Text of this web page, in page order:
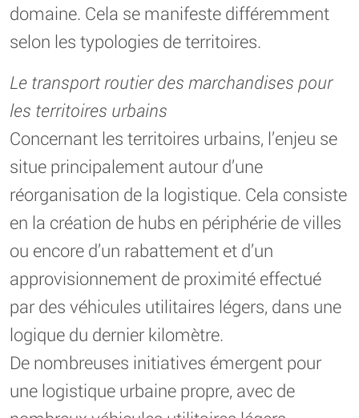
domaine. Cela se manifeste différemment
selon les typologies de territoires.
Le transport routier des marchandises pour
les territoires urbains
Concernant les territoires urbains, l’enjeu se
situe principalement autour d’une
réorganisation de la logistique. Cela consiste
en la création de hubs en périphérie de villes
ou encore d’un rabattement et d’un
approvisionnement de proximité effectué
par des véhicules utilitaires légers, dans une
logique du dernier kilomètre.
De nombreuses initiatives émergent pour
une logistique urbaine propre, avec de